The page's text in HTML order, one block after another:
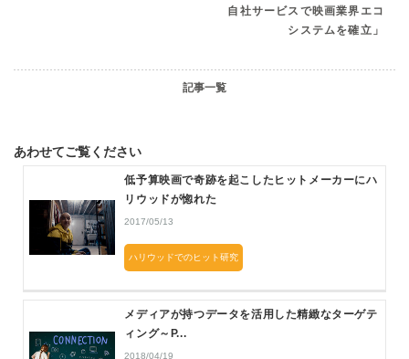
自社サービスで映画業界エコ
システムを確立」
記事一覧
あわせてご覧ください
低予算映画で奇跡を起こしたヒットメーカーにハ
リウッドが惚れた
2017/05/13
ハリウッドでのヒット研究
メディアが持つデータを活用した精緻なターゲテ
ィング～P...
2018/04/19